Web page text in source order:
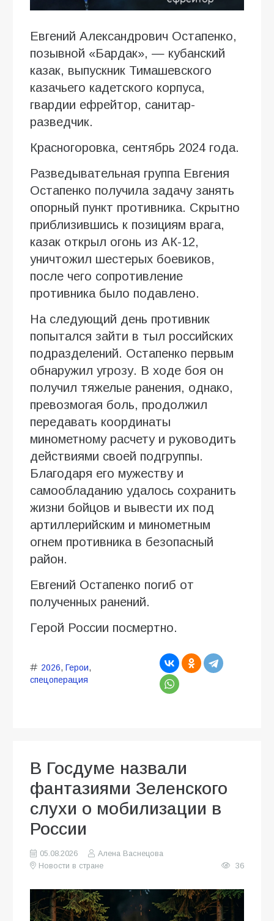
Евгений Александрович Остапенко,
позывной «Бардак», — кубанский
казак, выпускник Тимашевского
казачьего кадетского корпуса,
гвардии ефрейтор, санитар-
разведчик.
Красногоровка, сентябрь 2024 года.
Разведывательная группа Евгения
Остапенко получила задачу занять
опорный пункт противника. Скрытно
приблизившись к позициям врага,
казак открыл огонь из АК-12,
уничтожил шестерых боевиков,
после чего сопротивление
противника было подавлено.
На следующий день противник
попытался зайти в тыл российских
подразделений. Остапенко первым
обнаружил угрозу. В ходе боя он
получил тяжелые ранения, однако,
превозмогая боль, продолжил
передавать координаты
минометному расчету и руководить
действиями своей подгруппы.
Благодаря его мужеству и
самообладанию удалось сохранить
жизни бойцов и вывести их под
артиллерийским и минометным
огнем противника в безопасный
район.
Евгений Остапенко погиб от
полученных ранений.
Герой России посмертно.
2026, Герои,
спецоперация
В Госдуме назвали
фантазиями Зеленского
слухи о мобилизации в
России
05.08.2026
Алена Васнецова
Новости в стране
36